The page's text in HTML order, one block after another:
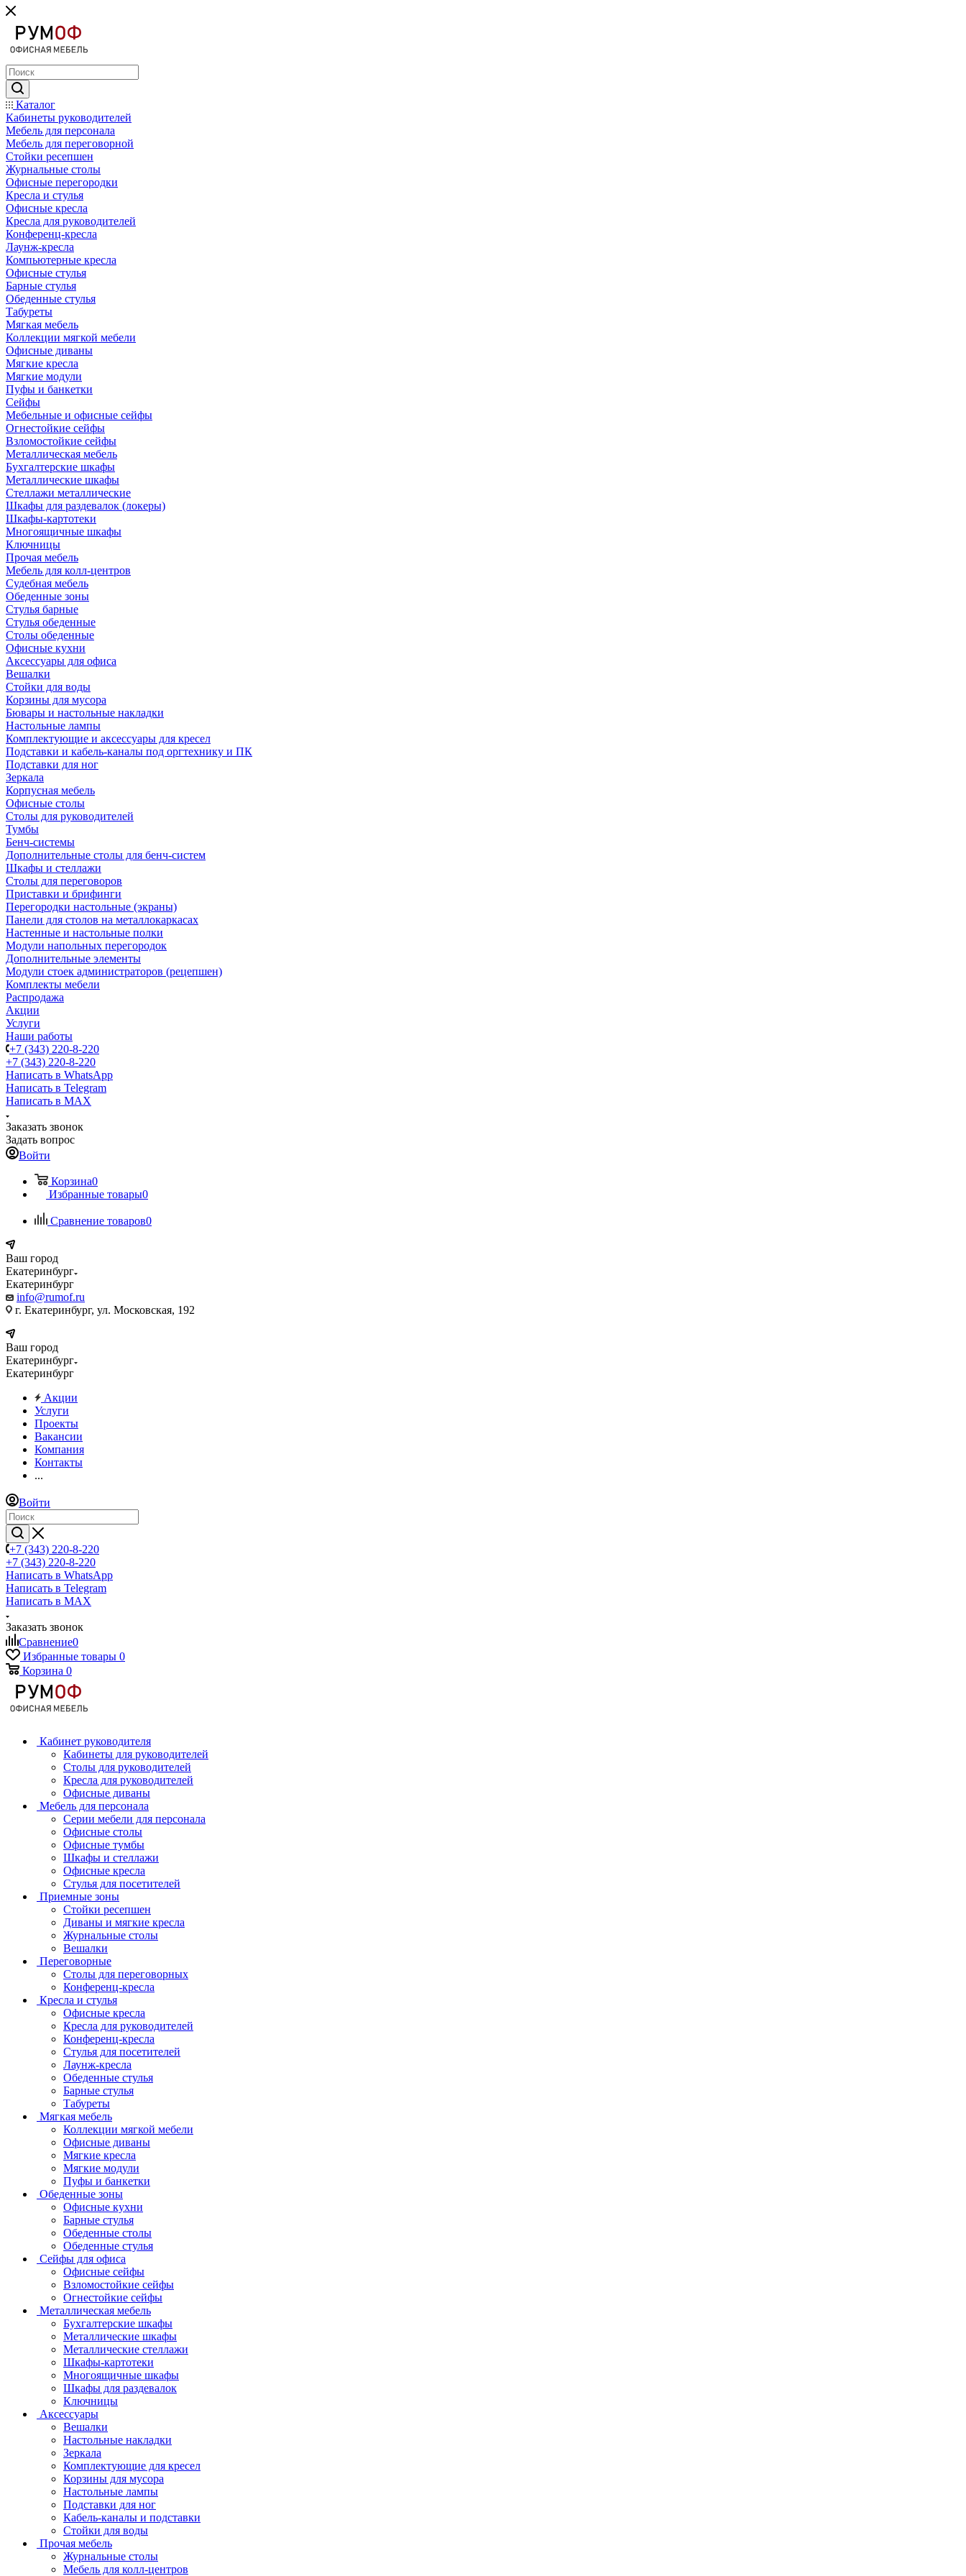
Каталог
Кабинеты руководителей
Мебель для персонала
Мебель для переговорной
Стойки ресепшен
Журнальные столы
Офисные перегородки
Кресла и стулья
Офисные кресла
Кресла для руководителей
Конференц-кресла
Лаунж-кресла
Компьютерные кресла
Офисные стулья
Барные стулья
Обеденные стулья
Табуреты
Мягкая мебель
Коллекции мягкой мебели
Офисные диваны
Мягкие кресла
Мягкие модули
Пуфы и банкетки
Сейфы
Мебельные и офисные сейфы
Огнестойкие сейфы
Взломостойкие сейфы
Металлическая мебель
Бухгалтерские шкафы
Металлические шкафы
Стеллажи металлические
Шкафы для раздевалок (локеры)
Шкафы-картотеки
Многоящичные шкафы
Ключницы
Прочая мебель
Мебель для колл-центров
Судебная мебель
Обеденные зоны
Стулья барные
Стулья обеденные
Столы обеденные
Офисные кухни
Аксессуары для офиса
Вешалки
Стойки для воды
Корзины для мусора
Бювары и настольные накладки
Настольные лампы
Комплектующие и аксессуары для кресел
Подставки и кабель-каналы под оргтехнику и ПК
Подставки для ног
Зеркала
Корпусная мебель
Офисные столы
Столы для руководителей
Тумбы
Бенч-системы
Дополнительные столы для бенч-систем
Шкафы и стеллажи
Столы для переговоров
Приставки и брифинги
Перегородки настольные (экраны)
Панели для столов на металлокаркасах
Настенные и настольные полки
Модули напольных перегородок
Дополнительные элементы
Модули стоек администраторов (рецепшен)
Комплекты мебели
Распродажа
Акции
Услуги
Наши работы
+7 (343) 220-8-220
+7 (343) 220-8-220
Написать в WhatsApp
Написать в Telegram
Написать в MAX
Заказать звонок
Задать вопрос
Войти
Корзина0
Избранные товары0
Сравнение товаров0
Ваш город
Екатеринбург
Екатеринбург
info@rumof.ru
г. Екатеринбург, ул. Московская, 192
Ваш город
Екатеринбург
Екатеринбург
Акции
Услуги
Проекты
Вакансии
Компания
Контакты
...
Войти
+7 (343) 220-8-220
+7 (343) 220-8-220
Написать в WhatsApp
Написать в Telegram
Написать в MAX
Заказать звонок
Сравнение0
Избранные товары 0
Корзина 0
Кабинет руководителя
Кабинеты для руководителей
Столы для руководителей
Кресла для руководителей
Офисные диваны
Мебель для персонала
Серии мебели для персонала
Офисные столы
Офисные тумбы
Шкафы и стеллажи
Офисные кресла
Стулья для посетителей
Приемные зоны
Стойки ресепшен
Диваны и мягкие кресла
Журнальные столы
Вешалки
Переговорные
Столы для переговорных
Конференц-кресла
Кресла и стулья
Офисные кресла
Кресла для руководителей
Конференц-кресла
Стулья для посетителей
Лаунж-кресла
Обеденные стулья
Барные стулья
Табуреты
Мягкая мебель
Коллекции мягкой мебели
Офисные диваны
Мягкие кресла
Мягкие модули
Пуфы и банкетки
Обеденные зоны
Офисные кухни
Барные стулья
Обеденные столы
Обеденные стулья
Сейфы для офиса
Офисные сейфы
Взломостойкие сейфы
Огнестойкие сейфы
Металлическая мебель
Бухгалтерские шкафы
Металлические шкафы
Металлические стеллажи
Шкафы-картотеки
Многоящичные шкафы
Шкафы для раздевалок
Ключницы
Аксессуары
Вешалки
Настольные накладки
Зеркала
Комплектующие для кресел
Корзины для мусора
Настольные лампы
Подставки для ног
Кабель-каналы и подставки
Стойки для воды
Прочая мебель
Журнальные столы
Мебель для колл-центров